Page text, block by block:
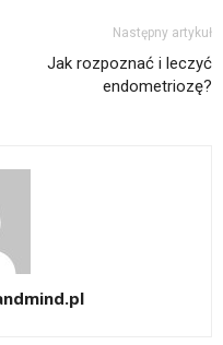
Następny artykuł
Jak rozpoznać i leczyć
endometriozę?